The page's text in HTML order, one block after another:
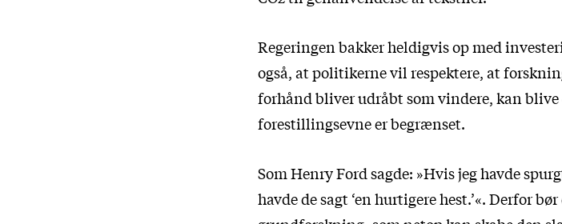
Regeringen bakker heldigvis op med
også, at politikerne vil respektere, at
forhånd bliver udråbt som vindere, kan blive
forestillingsevne er begrænset.
Som Henry Ford sagde: »Hvis jeg havde
havde de sagt ‘en hurtigere hest.’«. Derfor